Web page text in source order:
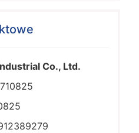
Co., Ltd.